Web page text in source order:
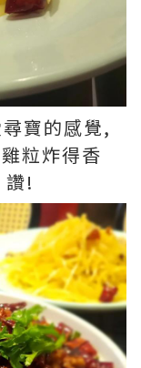
寶的感覺,
粒炸得香
!